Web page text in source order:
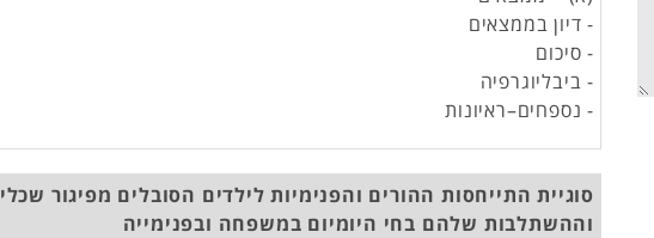
- דיון בממצאים
- סיכום
- ביבליוגרפיה
- נספחים–ראיונות
סוגיית התייחסות ההורים והפנימיות לילדים הסובלים מפיגור שכלי
וההשתלבות שלהם בחי היומיום במשפחה ובפנימייה